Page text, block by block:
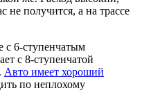
не получится, а на трассе
с 6-ступенчатым
с 8-ступенчатой
Авто имеет хороший
по неплохому